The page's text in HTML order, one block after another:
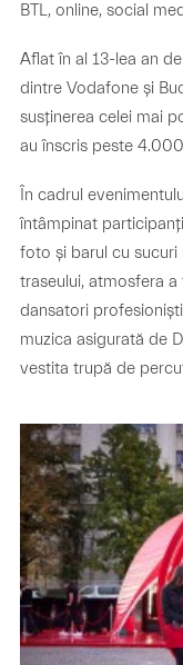
BTL, online, social
Aflat în al 13-lea an
dintre Vodafone și
susținerea celei mai
au înscris peste
În cadrul
întâmpinat
foto și barul cu sucuri
traseului, atmosfera
dansatori
muzica asigurată de
vestita trupă de